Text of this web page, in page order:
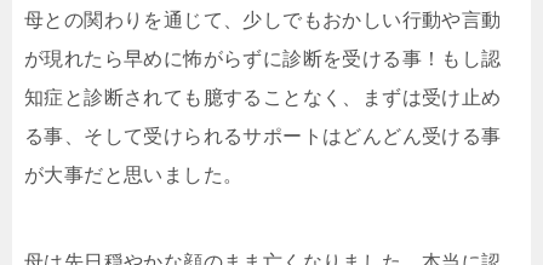
母との関わりを通じて、少しでもおかしい行動や言動
が現れたら早めに怖がらずに診断を受ける事！もし認
知症と診断されても臆することなく、まずは受け止め
る事、そして受けられるサポートはどんどん受ける事
が大事だと思いました。